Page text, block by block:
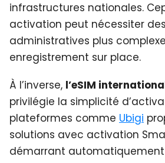
infrastructures nationales.
activation peut nécessiter
administratives plus
enregistrement sur place.
À l’inverse, l’eSIM
privilégie la simplicité
plateformes comme Ubigi
solutions avec activation
démarrant automatiquement